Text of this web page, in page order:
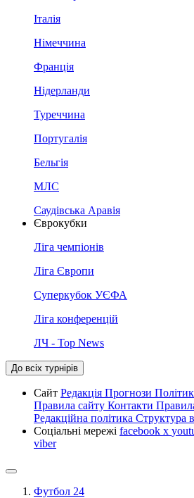
Італія
Німеччина
Франція
Нідерланди
Туреччина
Португалія
Бельгія
МЛС
Саудівська Аравія
Єврокубки
Ліга чемпіонів
Ліга Європи
Суперкубок УЄФА
Ліга конференцій
ЛЧ - Top News
До всіх турнірів
Сайт Редакція Прогнози
Правила сайту Контакти
Редакційна політика Структура
Соціальні мережі facebook x
viber
Футбол 24